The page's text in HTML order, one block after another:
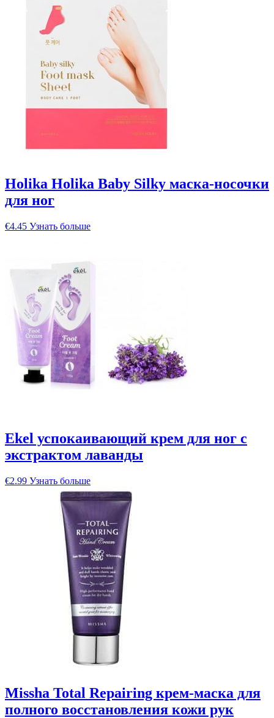
Holika Holika Baby Silky маска-носочки
для ног
€4.45 Узнать больше
Ekel успокаивающий крем для ног с
экстрактом лаванды
€2.99 Узнать больше
Missha Total Repairing крем-маска для
полного восстановления кожи рук